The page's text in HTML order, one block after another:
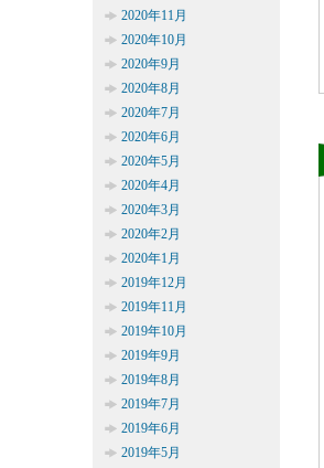
2020年11月
2020年10月
2020年9月
2020年8月
2020年7月
2020年6月
2020年5月
2020年4月
2020年3月
2020年2月
2020年1月
2019年12月
2019年11月
2019年10月
2019年9月
2019年8月
2019年7月
2019年6月
2019年5月